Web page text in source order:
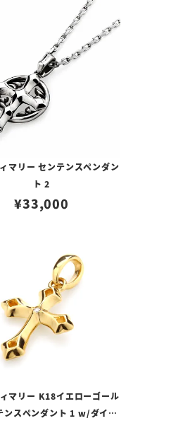
マリー センテンスペンダン
ト 2
¥33,000
マリー K18イエローゴール
ンスペンダント 1 w/ダイヤ